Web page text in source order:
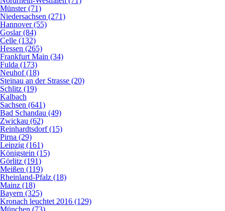
Münster (71)
Niedersachsen (271)
Hannover (55)
Goslar (84)
Celle (132)
Hessen (265)
Frankfurt Main (34)
Fulda (173)
Neuhof (18)
Steinau an der Strasse (20)
Schlitz (19)
Kalbach
Sachsen (641)
Bad Schandau (49)
Zwickau (62)
Reinhardtsdorf (15)
Pirna (29)
Leipzig (161)
Königstein (15)
Görlitz (191)
Meißen (119)
Rheinland-Pfalz (18)
Mainz (18)
Bayern (325)
Kronach leuchtet 2016 (129)
München (73)